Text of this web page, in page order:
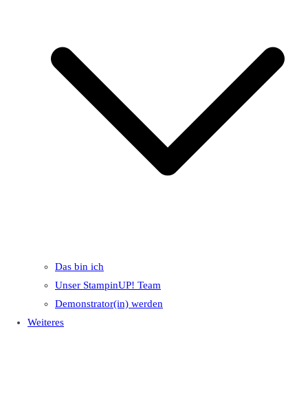
Das bin ich
Unser StampinUP! Team
Demonstrator(in) werden
Weiteres